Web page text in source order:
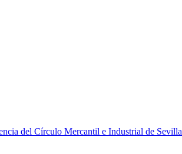
del Círculo Mercantil e Industrial de Sevilla